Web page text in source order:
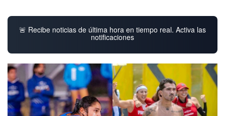
🚨 Recibe noticias de última hora en tiempo real. Activa las
notificaciones